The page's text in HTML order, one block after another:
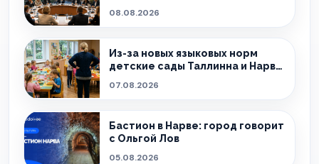
08.08.2026
Из-за новых языковых норм
детские сады Таллинна и Нарвы
07.08.2026
Бастион в Нарве: город говорит
с Ольгой Лов
05.08.2026